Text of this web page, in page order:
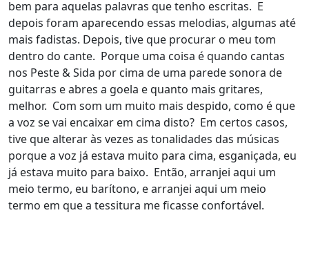
bem para aquelas palavras que tenho escritas. E
depois foram aparecendo essas melodias, algumas até
mais fadistas. Depois, tive que procurar o meu tom
dentro do cante. Porque uma coisa é quando cantas
nos Peste & Sida por cima de uma parede sonora de
guitarras e abres a goela e quanto mais gritares,
melhor. Com som um muito mais despido, como é que
a voz se vai encaixar em cima disto? Em certos casos,
tive que alterar às vezes as tonalidades das músicas
porque a voz já estava muito para cima, esganiçada, eu
já estava muito para baixo. Então, arranjei aqui um
meio termo, eu barítono, e arranjei aqui um meio
termo em que a tessitura me ficasse confortável.